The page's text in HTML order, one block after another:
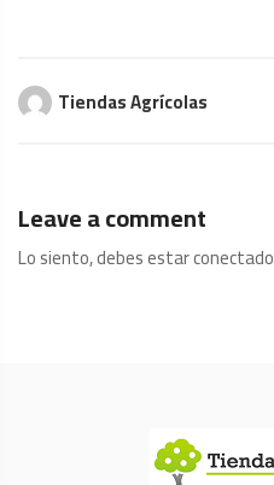
Tiendas Agrícolas
Leave a comment
Lo siento, debes estarconectado